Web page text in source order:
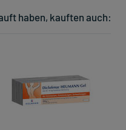
haben, kauften auch: